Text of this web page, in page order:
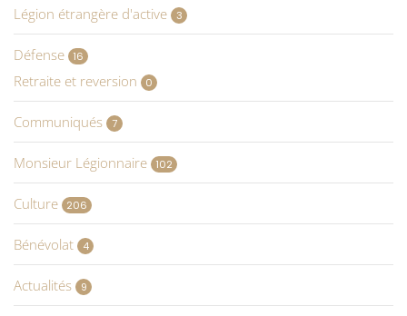
Légion étrangère d'active 3
Défense 16
Retraite et reversion 0
Communiqués 7
Monsieur Légionnaire 102
Culture 206
Bénévolat 4
Actualités 9